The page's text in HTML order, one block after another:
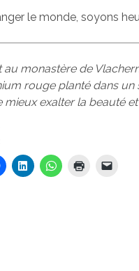
le monde, soyons
au monastère de
rouge planté dans un
mieux exalter la beauté